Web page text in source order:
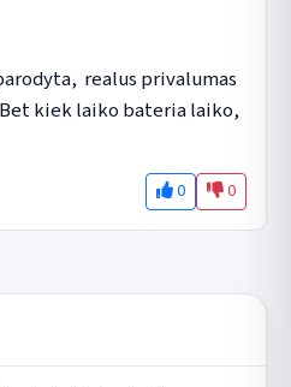
realus privalumas
kiek laiko bateria laiko,
0 0